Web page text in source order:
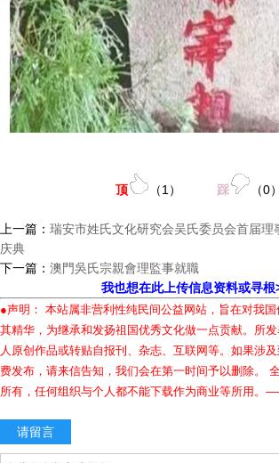
顶 （1 ） 踩 （0）
上一篇： 瑞安市姓氏文化研究会吴氏委员会首届理
庆典
下一篇： 澳門吳氏宗親會理監事就職
我也想在此上传信息资料或寻根
●声明： 本站属非营利性纯民间公益网站，旨在对我
其精华，为继承和发扬祖国优秀文化做一点贡献。所
人原创作品或转贴自报刊、杂志、互联网等。如果涉
费发布，请来信告知，我们会在第一时间予以删除。
所有，任何组织与个人都不能下载作为商业等所用。
请留言